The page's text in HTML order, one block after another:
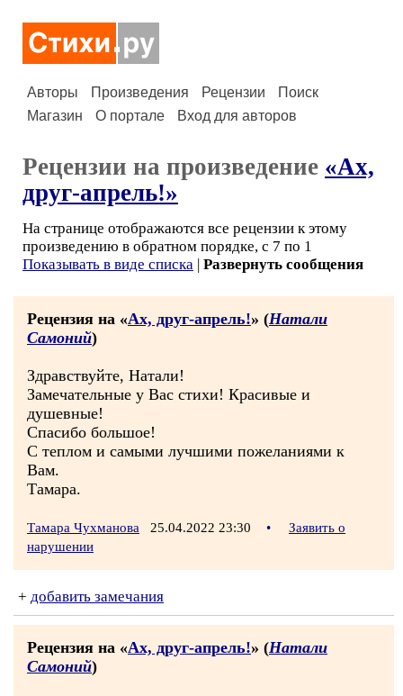
Авторы Произведения Рецензии
Поиск
Магазин
О портале Вход для авторов
Рецензии на произведение «Ах,
друг-апрель!»
На странице отображаются все рецензии к этому
произведению в обратном порядке, с 7 по 1
Показывать в виде списка | Развернуть сообщения
Рецензия на «Ах, друг-апрель!» (Натали
Самоний)
Здравствуйте, Натали!
Замечательные у Вас стихи! Красивые и
душевные!
Спасибо большое!
С теплом и самыми лучшими пожеланиями к
Вам.
Тамара.
Тамара Чухманова 25.04.2022 23:30 •
Заявить о
нарушении
+ добавить замечания
Рецензия на «Ах, друг-апрель!» (Натали
Самоний)